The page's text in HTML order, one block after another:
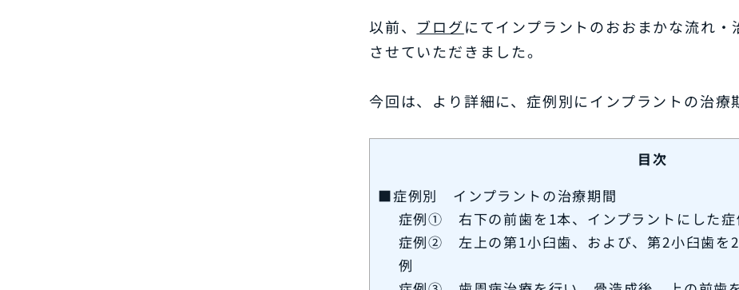
以前、 ブログにてインプラントのおおまかな流れ・
させていただきました。
今回は、より詳細に、症例別にインプラントの治療
目次
■症例別 インプラントの治療期間
症例① 右下の前歯を1本、インプラントにした症
症例② 左上の第1小臼歯、および、第2小臼歯を
例